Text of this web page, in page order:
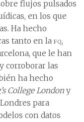
flujos pulsados
en los que
Ha hecho
tanto en la fq,
que le han
corroborar las
ha hecho
College London y
para
con datos